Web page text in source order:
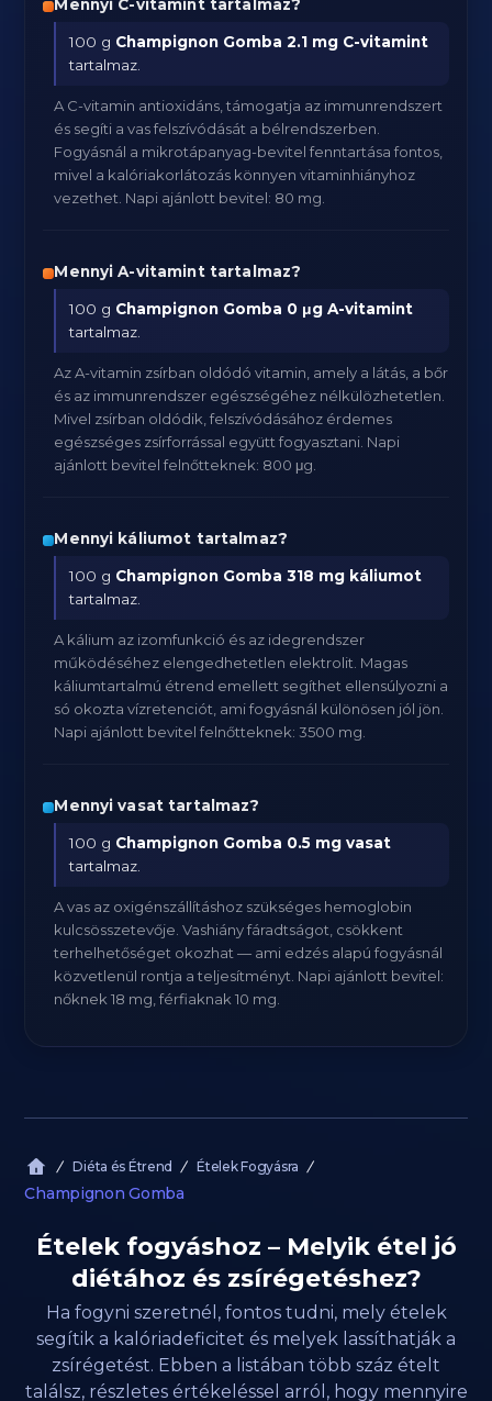
Mennyi C-vitamint tartalmaz?
100 g Champignon Gomba 2.1 mg C-vitamint
tartalmaz.
A C-vitamin antioxidáns, támogatja az immunrendszert
és segíti a vas felszívódását a bélrendszerben.
Fogyásnál a mikrotápanyag-bevitel fenntartása fontos,
mivel a kalóriakorlátozás könnyen vitaminhiányhoz
vezethet. Napi ajánlott bevitel: 80 mg.
Mennyi A-vitamint tartalmaz?
100 g Champignon Gomba 0 μg A-vitamint
tartalmaz.
Az A-vitamin zsírban oldódó vitamin, amely a látás, a bőr
és az immunrendszer egészségéhez nélkülözhetetlen.
Mivel zsírban oldódik, felszívódásához érdemes
egészséges zsírforrással együtt fogyasztani. Napi
ajánlott bevitel felnőtteknek: 800 μg.
Mennyi káliumot tartalmaz?
100 g Champignon Gomba 318 mg káliumot
tartalmaz.
A kálium az izomfunkció és az idegrendszer
működéséhez elengedhetetlen elektrolit. Magas
káliumtartalmú étrend emellett segíthet ellensúlyozni a
só okozta vízretenciót, ami fogyásnál különösen jól jön.
Napi ajánlott bevitel felnőtteknek: 3500 mg.
Mennyi vasat tartalmaz?
100 g Champignon Gomba 0.5 mg vasat
tartalmaz.
A vas az oxigénszállításhoz szükséges hemoglobin
kulcsösszetevője. Vashiány fáradtságot, csökkent
terhelhetőséget okozhat — ami edzés alapú fogyásnál
közvetlenül rontja a teljesítményt. Napi ajánlott bevitel:
nőknek 18 mg, férfiaknak 10 mg.
Diéta és Étrend Ételek Fogyásra
Champignon Gomba
Ételek fogyáshoz – Melyik étel jó
diétához és zsírégetéshez?
Ha fogyni szeretnél, fontos tudni, mely ételek
segítik a kalóriadeficitet és melyek lassíthatják a
zsírégetést. Ebben a listában több száz ételt
találsz, részletes értékeléssel arról, hogy mennyire